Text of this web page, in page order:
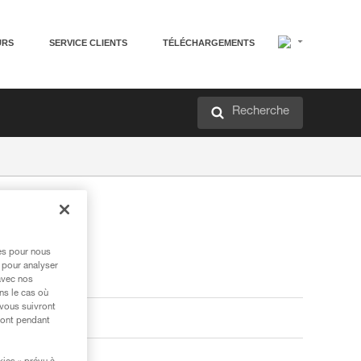
SERVICE CLIENTS TÉLÉCHARGEMENTS
Recherche
pour nous
analyser
nos
le cas où
suivront
pendant